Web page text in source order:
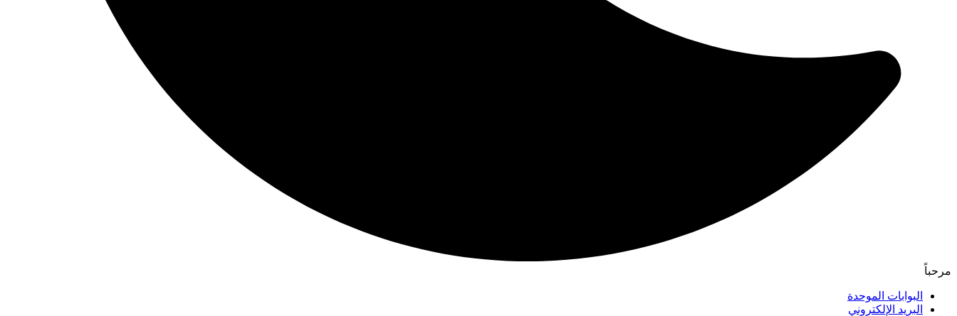
مرحباً
البوابات الموحدة
البريد الإلكتروني